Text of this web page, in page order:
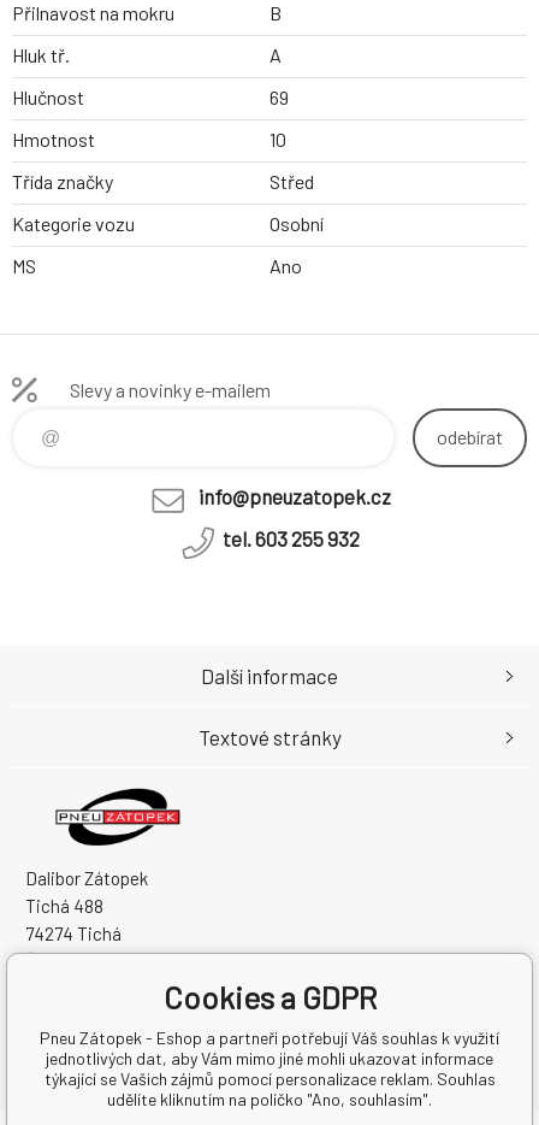
Přilnavost na mokru
B
Hluk tř.
A
Hlučnost
69
Hmotnost
10
Třída značky
Střed
Kategorie vozu
Osobní
MS
Ano
Slevy a novinky e-mailem
odebírat
info@pneuzatopek.cz
tel. 603 255 932
Dalibor Zátopek
Tichá 488
74274 Tichá
Česká Republika
DIČ: CZ7504094994
Další informace
Textové stránky
Cookies a GDPR
Pneu Zátopek - Eshop a partneři potřebují Váš souhlas k využití
jednotlivých dat, aby Vám mimo jiné mohli ukazovat informace
týkající se Vašich zájmů pomocí personalizace reklam. Souhlas
udělíte kliknutím na políčko "Ano, souhlasím".